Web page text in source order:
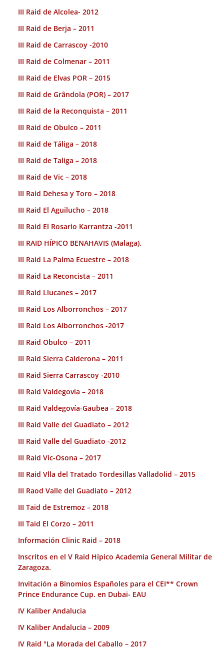
III Raid de Alcolea- 2012
III Raid de Berja – 2011
III Raid de Carrascoy -2010
III Raid de Colmenar – 2011
III Raid de Elvas POR – 2015
III Raid de Grândola (POR) – 2017
III Raid de la Reconquista – 2011
III Raid de Obulco – 2011
III Raid de Táliga – 2018
III Raid de Taliga – 2018
III Raid de Vic – 2018
III Raid Dehesa y Toro – 2018
III Raid El Aguilucho – 2018
III Raid El Rosario Karrantza -2011
III RAID HÍPICO BENAHAVIS (Malaga).
III Raid La Palma Ecuestre – 2018
III Raid La Reconcista – 2011
III Raid Llucanes – 2017
III Raid Los Alborronchos – 2017
III Raid Los Alborronchos -2017
III Raid Obulco – 2011
III Raid Sierra Calderona – 2011
III Raid Sierra Carrascoy -2010
III Raid Valdegovia – 2018
III Raid Valdegovía-Gaubea – 2018
III Raid Valle del Guadiato – 2012
III Raid Valle del Guadiato -2012
III Raid Vic-Osona – 2017
III Raid Vlla del Tratado Tordesillas Valladolid – 2015
III Raod Valle del Guadiato – 2012
III Taid de Estremoz – 2018
III Taid El Corzo – 2011
Información Clinic Raid – 2018
Inscritos en el V Raid Hípico Academia General Militar de
Zaragoza.
Invitación a Binomios Españoles para el CEI** Crown
Prince Endurance Cup. en Dubai- EAU
IV Kaliber Andalucia
IV Kaliber Andalucia – 2009
IV Raid "La Morada del Caballo – 2017